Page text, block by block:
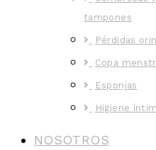
tampones
Pérdidas
Copa
Esponjas
Higiene
NOSOTROS